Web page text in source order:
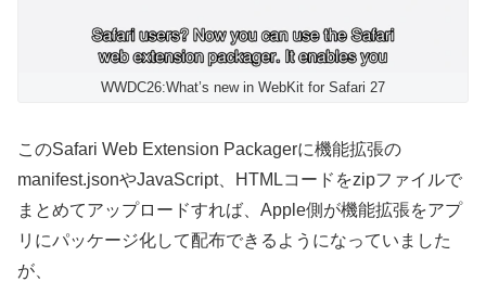
WWDC26:What’s new in WebKit for Safari 27
このSafari Web Extension Packagerに機能拡張の
manifest.jsonやJavaScript、HTMLコードをzipファイルで
まとめてアップロードすれば、Apple側が機能拡張をアプ
リにパッケージ化して配布できるようになっていました
が、